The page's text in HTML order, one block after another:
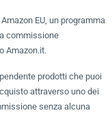
EU, un programma
commissione
Amazon.it.
prodotti che puoi
attraverso uno dei
senza alcuna